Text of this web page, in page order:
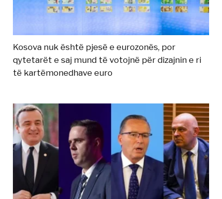
Kosova nuk është pjesë e eurozonës, por
qytetarët e saj mund të votojnë për dizajnin e ri
të kartëmonedhave euro